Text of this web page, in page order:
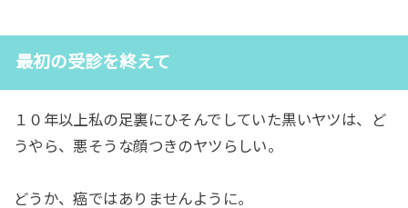
最初の受診を終えて
１０年以上私の足裏にひそんでしていた黒いヤツは、ど
うやら、悪そうな顔つきのヤツらしい。
どうか、癌ではありませんように。